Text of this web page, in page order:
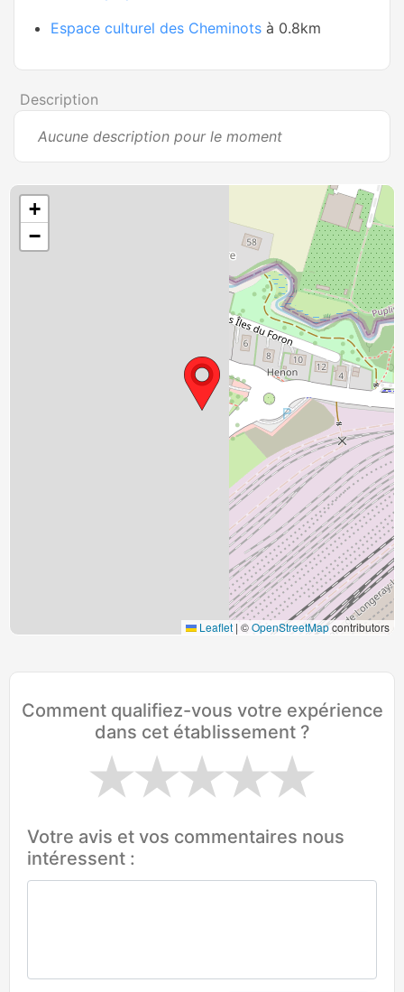
Espace culturel des Cheminots à 0.8km
Description
Aucune description pour le moment
+
−
Leaflet | ©OpenStreetMapcontributors
Comment qualifiez-vous votre expérience
dans cet établissement ?
Votre avis et vos commentaires nous
intéressent :